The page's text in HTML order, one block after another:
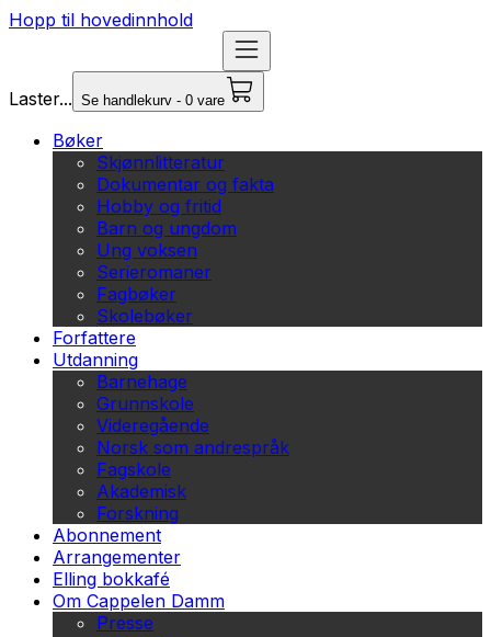
Hopp til hovedinnhold
Laster... Se handlekurv - 0 vare
Bøker
Skjønnlitteratur
Dokumentar og fakta
Hobby og fritid
Barn og ungdom
Ung voksen
Serieromaner
Fagbøker
Skolebøker
Forfattere
Utdanning
Barnehage
Grunnskole
Videregående
Norsk som andrespråk
Fagskole
Akademisk
Forskning
Abonnement
Arrangementer
Elling bokkafé
Om Cappelen Damm
Presse